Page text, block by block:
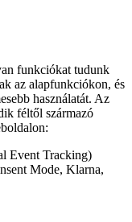
funkciókat tudunk
az alapfunkciókon, és
használatát. Az
féltől származó
Event Tracking)
Mode, Klarna,